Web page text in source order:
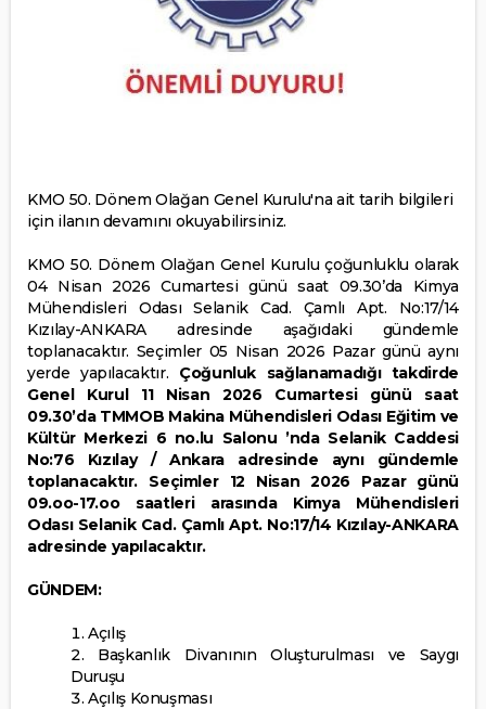
KMO 50. Dönem Olağan Genel Kurulu'na ait tarih bilgileri
için ilanın devamını okuyabilirsiniz.
KMO 50. Dönem Olağan Genel Kurulu çoğunluklu olarak
04 Nisan 2026 Cumartesi günü saat 09.30’da Kimya
Mühendisleri Odası Selanik Cad. Çamlı Apt. No:17/14
Kızılay-ANKARA adresinde aşağıdaki gündemle
toplanacaktır. Seçimler 05 Nisan 2026 Pazar günü aynı
yerde yapılacaktır. Çoğunluk sağlanamadığı takdirde
Genel Kurul 11 Nisan 2026 Cumartesi günü saat
09.30’da TMMOB Makina Mühendisleri Odası Eğitim ve
Kültür Merkezi 6 no.lu Salonu ’nda Selanik Caddesi
No:76 Kızılay / Ankara adresinde aynı gündemle
toplanacaktır. Seçimler 12 Nisan 2026 Pazar günü
09.oo-17.oo saatleri arasında Kimya Mühendisleri
Odası Selanik Cad. Çamlı Apt. No:17/14 Kızılay-ANKARA
adresinde yapılacaktır.
GÜNDEM:
Açılış
Başkanlık Divanının Oluşturulması ve Saygı
Duruşu
Açılış Konuşması